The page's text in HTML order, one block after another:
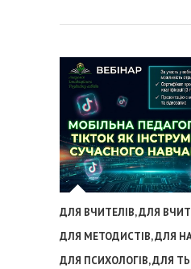
ДЛЯ ВЧИТЕЛІВ,ДЛЯ
ДЛЯ МЕТОДИСТІВ,ДЛЯ
ДЛЯ ПСИХОЛОГІВ,ДЛЯ